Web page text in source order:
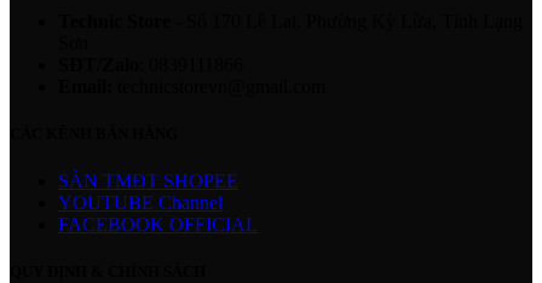
SÀN TMĐT SHOPEE
YOUTUBE Channel
FACEBOOK OFFICIAL